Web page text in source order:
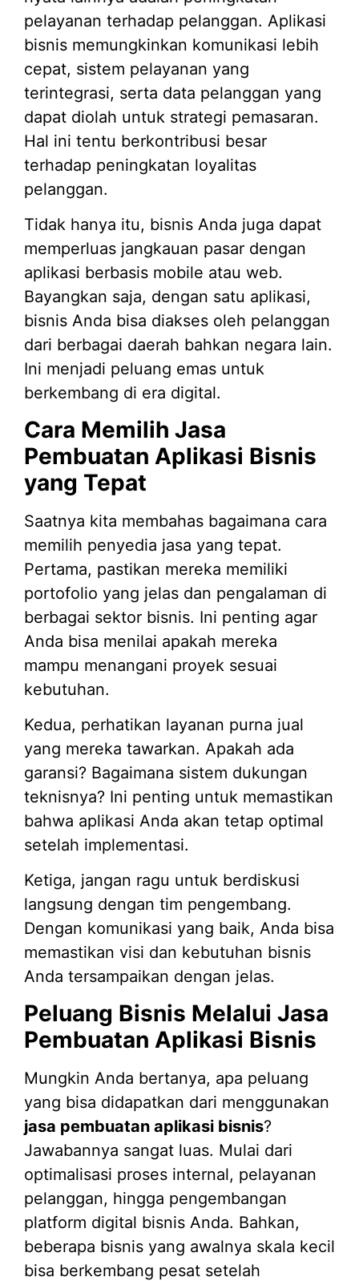
pelayanan terhadap pelanggan. Aplikasi
bisnis memungkinkan komunikasi lebih
cepat, sistem pelayanan yang
terintegrasi, serta data pelanggan yang
dapat diolah untuk strategi pemasaran.
Hal ini tentu berkontribusi besar
terhadap peningkatan loyalitas
pelanggan.
Tidak hanya itu, bisnis Anda juga dapat
memperluas jangkauan pasar dengan
aplikasi berbasis mobile atau web.
Bayangkan saja, dengan satu aplikasi,
bisnis Anda bisa diakses oleh pelanggan
dari berbagai daerah bahkan negara lain.
Ini menjadi peluang emas untuk
berkembang di era digital.
Cara Memilih Jasa
Pembuatan Aplikasi Bisnis
yang Tepat
Saatnya kita membahas bagaimana cara
memilih penyedia jasa yang tepat.
Pertama, pastikan mereka memiliki
portofolio yang jelas dan pengalaman di
berbagai sektor bisnis. Ini penting agar
Anda bisa menilai apakah mereka
mampu menangani proyek sesuai
kebutuhan.
Kedua, perhatikan layanan purna jual
yang mereka tawarkan. Apakah ada
garansi? Bagaimana sistem dukungan
teknisnya? Ini penting untuk memastikan
bahwa aplikasi Anda akan tetap optimal
setelah implementasi.
Ketiga, jangan ragu untuk berdiskusi
langsung dengan tim pengembang.
Dengan komunikasi yang baik, Anda bisa
memastikan visi dan kebutuhan bisnis
Anda tersampaikan dengan jelas.
Peluang Bisnis Melalui Jasa
Pembuatan Aplikasi Bisnis
Mungkin Anda bertanya, apa peluang
yang bisa didapatkan dari menggunakan
jasa pembuatan aplikasi bisnis?
Jawabannya sangat luas. Mulai dari
optimalisasi proses internal, pelayanan
pelanggan, hingga pengembangan
platform digital bisnis Anda. Bahkan,
beberapa bisnis yang awalnya skala kecil
bisa berkembang pesat setelah